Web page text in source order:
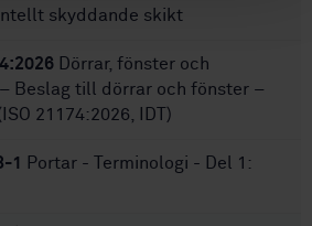
skyddande skikt
Dörrar, fönster och
Beslag till dörrar och fönster –
21174:2026, IDT)
1
Portar - Terminologi - Del 1: